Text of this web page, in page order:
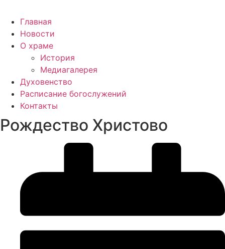
Главная
Новости
О храме
История
Медиагалерея
Духовенство
Расписание богослужений
Контакты
Рождество Христово